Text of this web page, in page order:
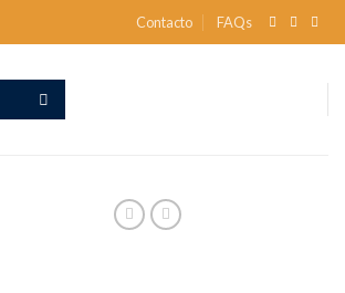
Contacto FAQs